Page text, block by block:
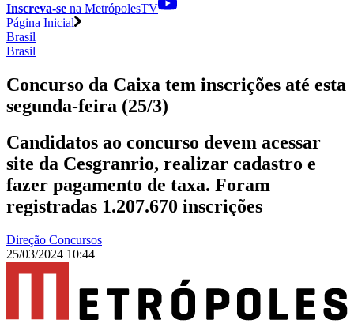
Inscreva-se na MetrópolesTV
Página Inicial
Brasil
Brasil
Concurso da Caixa tem inscrições até esta
segunda-feira (25/3)
Candidatos ao concurso devem acessar
site da Cesgranrio, realizar cadastro e
fazer pagamento de taxa. Foram
registradas 1.207.670 inscrições
Direção Concursos
25/03/2024 10:44